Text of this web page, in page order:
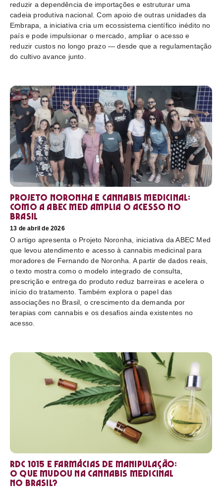
reduzir a dependência de importações e estruturar uma
cadeia produtiva nacional. Com apoio de outras unidades da
Embrapa, a iniciativa cria um ecossistema científico inédito no
país e pode impulsionar o mercado, ampliar o acesso e
reduzir custos no longo prazo — desde que a regulamentação
do cultivo avance junto.
Projeto Noronha e cannabis medicinal:
como a ABEC Med amplia o acesso no
Brasil
13 de abril de 2026
O artigo apresenta o Projeto Noronha, iniciativa da ABEC Med
que levou atendimento e acesso à cannabis medicinal para
moradores de Fernando de Noronha. A partir de dados reais,
o texto mostra como o modelo integrado de consulta,
prescrição e entrega do produto reduz barreiras e acelera o
início do tratamento. Também explora o papel das
associações no Brasil, o crescimento da demanda por
terapias com cannabis e os desafios ainda existentes no
acesso.
RDC 1015 e farmácias de manipulação:
o que mudou na cannabis medicinal
no Brasil?